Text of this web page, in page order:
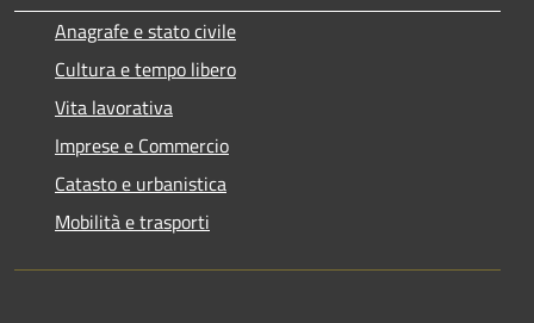
Anagrafe e stato civile
Cultura e tempo libero
Vita lavorativa
Imprese e Commercio
Catasto e urbanistica
Mobilità e trasporti